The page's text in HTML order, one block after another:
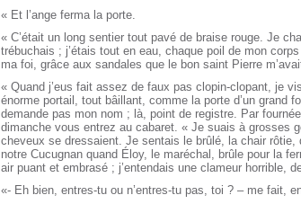
« Et l’ange ferma la porte.
« C’était un long sentier tout pavé de braise rouge. Je
trébuchais ; j’étais tout en eau, chaque poil de mon
ma foi, grâce aux sandales que le bon saint Pierre
« Quand j’eus fait assez de faux pas clopin-clopant, je
énorme portail, tout bâillant, comme la porte d’un grand
demande pas mon nom ; là, point de registre. Par
dimanche vous entrez au cabaret. « Je suais à grosses
cheveux se dressaient. Je sentais le brûlé, la chair rôtie,
notre Cucugnan quand Éloy, le maréchal, brûle pour la
air puant et embrasé ; j’entendais une clameur horrible,
«- Eh bien, entres-tu ou n’entres-tu pas, toi ? – me fait,